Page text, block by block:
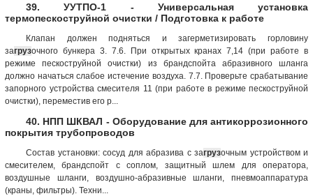
39. УУТПО-1 - Универсальная установка
термопескоструйной очистки / Подготовка к работе
Клапан должен подняться и загерметизировать горловину
загрузочного бункера 3. 7.6. При открытых кранах 7,14 (при работе в
режиме пескоструйной очистки) из брандспойта абразивного шланга
должно начаться слабое истечение воздуха. 7.7. Проверьте срабатывание
запорного устройства смесителя 11 (при работе в режиме пескоструйной
очистки), переместив его р...
40. НПП ШКВАЛ - Оборудование для антикоррозионного
покрытия трубопроводов
Состав установки: сосуд для абразива с загрузочным устройством и
смесителем, брандспойт с соплом, защитный шлем для оператора,
воздушные шланги, воздушно-абразивные шланги, пневмоаппаратура
(краны, фильтры). Техни...